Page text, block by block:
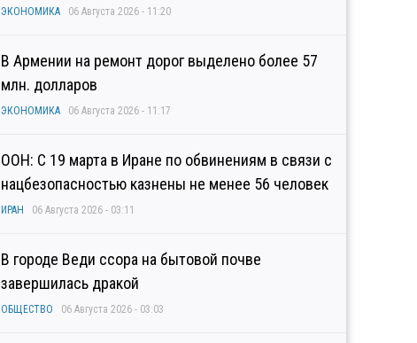
ЭКОНОМИКА 06 Августа 2026 - 11:20
В Армении на ремонт дорог выделено более 57
млн. долларов
ЭКОНОМИКА 06 Августа 2026 - 11:17
ООН: С 19 марта в Иране по обвинениям в связи с
нацбезопасностью казнены не менее 56 человек
ИРАН 06 Августа 2026 - 03:11
В городе Веди ссора на бытовой почве
завершилась дракой
ОБЩЕСТВО 06 Августа 2026 - 03:03